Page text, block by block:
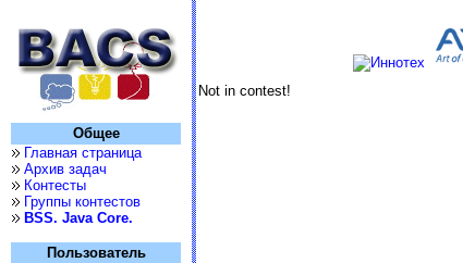
Общее
Главная страница
Архив задач
Контесты
Группы контестов
BSS. Java Core.
Пользователь
Not in contest!